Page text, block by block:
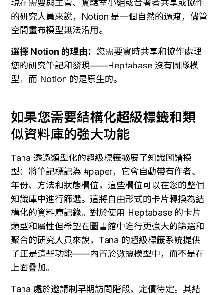
現在需要與主管、實驗室小組或合著者共享或協作
的研究人員來說，Notion 是一個自然的過渡，儘管
空間畫布模型無法沿用。
選擇 Notion 的理由： 您需要實時共享和協作處理
您的研究筆記和發現——Heptabase 沒有團隊模
型，而 Notion 的是原生的。
如果您需要結構化超級標籤和類
似資料庫的強大功能
Tana 透過類型化的超級標籤擴展了知識圖譜模
型：將筆記標記為 #paper，它會自動帶有作者、
年份、方法和狀態欄位，這些欄位可以在您的整個
知識庫中進行篩選。這將自由形式的卡片轉換為結
構化的資料庫記錄。對於使用 Heptabase 的卡片
類型和屬性但希望在圖書館中進行更強大的篩選和
聚合的研究人員來說，Tana 的超級標籤系統提供
了正是這些功能——內置於數據模型中，而不是在
上面疊加。
Tana 處於邀請制早期訪問階段，定價待定。其結